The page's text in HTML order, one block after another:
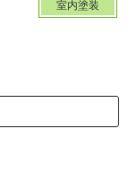
室内塗装